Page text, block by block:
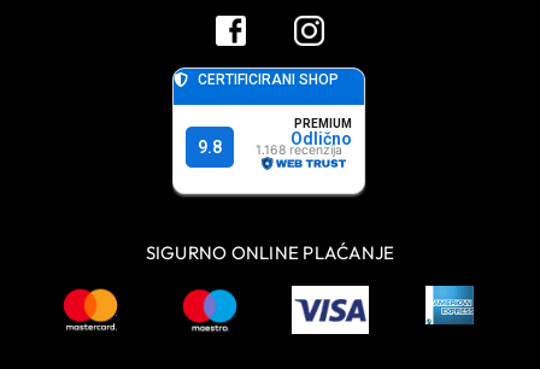
SIGURNO ONLINE PLAĆANJE